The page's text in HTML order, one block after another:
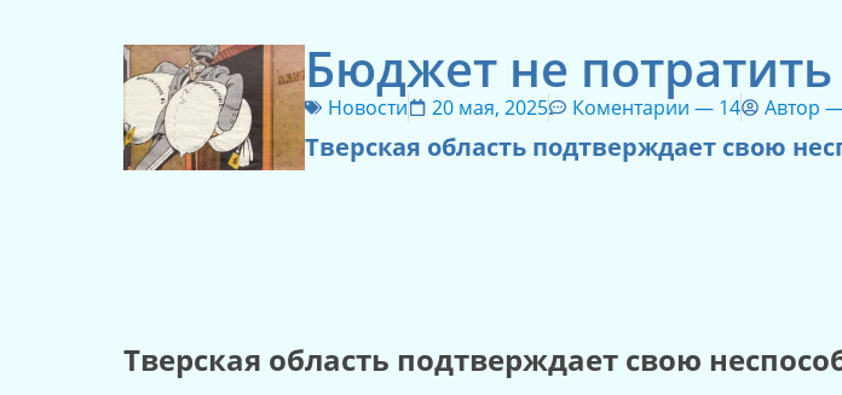
Бюджет не потратить
Новости 20 мая, 2025 Коментарии — 14 Автор
Тверская область подтверждает свою
Тверская область подтверждает свою